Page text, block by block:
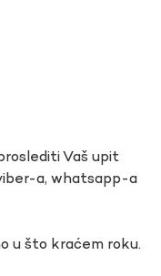
Vaš upit
a, whatsapp-a
u što kraćem roku.